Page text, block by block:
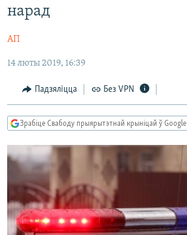
зьместу
Перайсьці
да
навігацыі
Перайсьці
пошуку
ЭКАНОМІКА
ВАЙНА
ПАЛІТВЯЗЬНІ
КУЛЬТУРА
КАЛЯНДАР
ПАДКАСТЫ
КНІГІ
PREMIUM
МОВА
НА ХВАЛЯХ СВАБОДЫ
ПАДКАСТЫ
FACEBOOK
нарад
АП
14 люты 2019, 16:39
Падзяліцца Без VPN
Зрабіце Свабоду прыярытэтнай крыніцай ў Google